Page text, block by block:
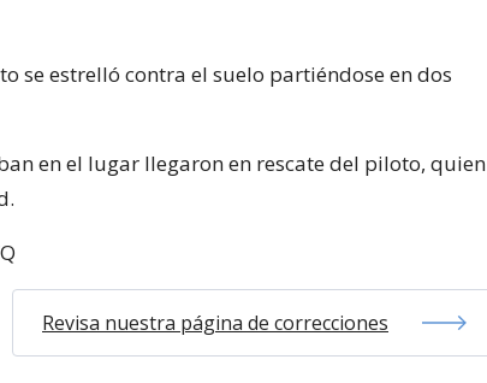
se estrelló contra el suelo partiéndose en dos
en el lugar llegaron en rescate del piloto, quien
Revisa nuestra página de correcciones